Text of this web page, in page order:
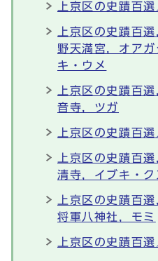
上京区の史蹟百選
上京区の史蹟百
野天満宮，オア
キ・ウメ
上京区の史蹟百
音寺，ツガ
上京区の史蹟百
上京区の史蹟百
清寺，イブキ・ク
上京区の史蹟百
将軍八神社，モミ
上京区の史蹟百